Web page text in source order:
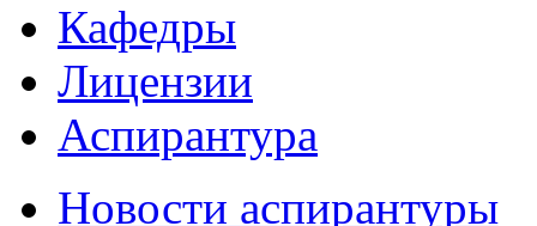
Кафедры
Лицензии
Аспирантура
Новости аспирантуры